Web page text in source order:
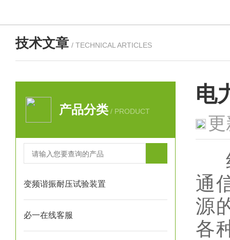
技术文章 / TECHNICAL ARTICLES
产品分类 / PRODUCT
变频谐振耐压试验装置
必一在线客服
电
通
源
各